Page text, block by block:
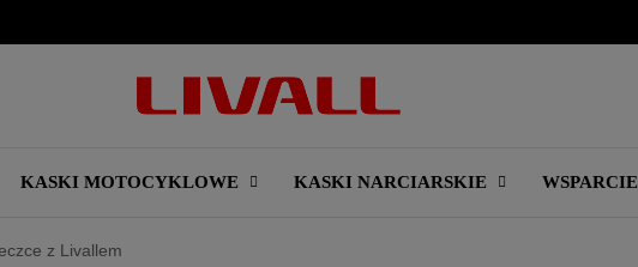
KASKI MOTOCYKLOWE KASKI NARCIARSKIE WSPARCIE
z Livallem